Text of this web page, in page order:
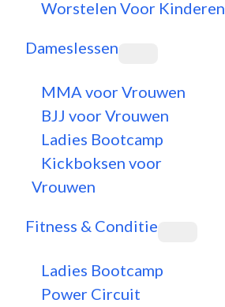
Worstelen Voor Kinderen
Dameslessen
MMA voor Vrouwen
BJJ voor Vrouwen
Ladies Bootcamp
Kickboksen voor
Vrouwen
Fitness & Conditie
Ladies Bootcamp
Power Circuit